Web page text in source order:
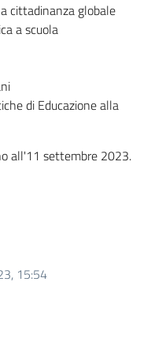
cittadinanza globale
a scuola
di Educazione alla
all'11 settembre 2023.
15:54